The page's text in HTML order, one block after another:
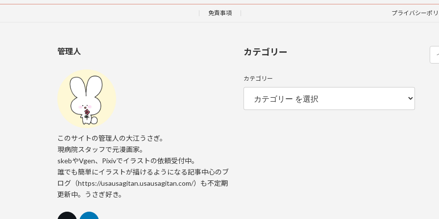
免責事項 プライバシーポ
管理人
このサイトの管理人の大江うさぎ。
現病院スタッフで元漫画家。
skebやVgen、Pixivでイラストの依頼受付中。
誰でも簡単にイラストが描けるようになる記事中心のブ
ログ（https://usausagitan.usausagitan.com/）も不定期
更新中。うさぎ好き。
カテゴリー
カテゴリー